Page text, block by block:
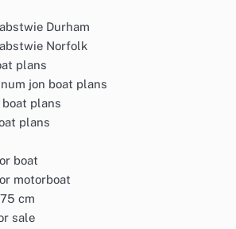
Durham
Norfolk
plans
jon boat plans
plans
plans
boat
motorboat
cm
sale